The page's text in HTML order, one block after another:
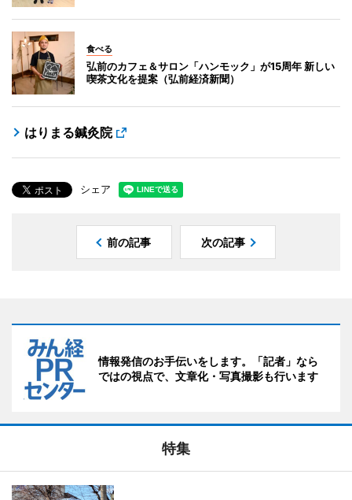
食べる
弘前のカフェ＆サロン「ハンモック」が15周年 新しい
喫茶文化を提案（弘前経済新聞）
はりまる鍼灸院
シェア
前の記事 次の記事
情報発信のお手伝いをします。「記者」なら
ではの視点で、文章化・写真撮影も行います
特集